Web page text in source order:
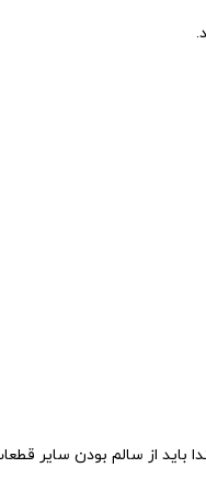
باید از سالم بودن سایر